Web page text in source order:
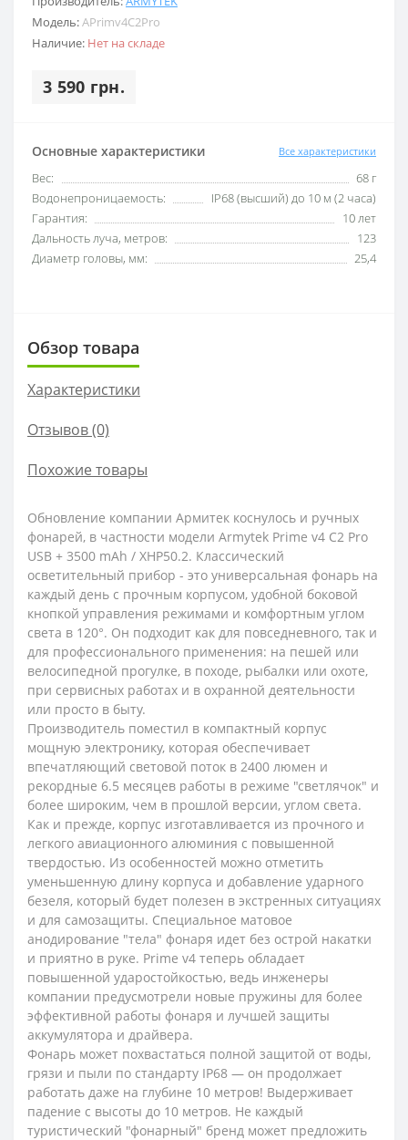
Модель:APrimv4C2Pro
Наличие: Нет на складе
3 590 грн.
Основные характеристики Все характеристики
Вес:
68 г
Водонепроницаемость:
IP68 (высший) до 10 м (2 часа)
Гарантия:
10 лет
Дальность луча, метров:
123
Диаметр головы, мм:
25,4
Обзор товара
Характеристики
Отзывов (0)
Похожие товары
Обновление компании Армитек коснулось и ручных
фонарей, в частности модели Armytek Prime v4 C2 Pro
USB + 3500 mAh / XHP50.2. Классический
осветительный прибор - это универсальная фонарь на
каждый день с прочным корпусом, удобной боковой
кнопкой управления режимами и комфортным углом
света в 120°. Он подходит как для повседневного, так и
для профессионального применения: на пешей или
велосипедной прогулке, в походе, рыбалки или охоте,
при сервисных работах и в охранной деятельности
или просто в быту.
Производитель поместил в компактный корпус
мощную электронику, которая обеспечивает
впечатляющий световой поток в 2400 люмен и
рекордные 6.5 месяцев работы в режиме "светлячок" и
более широким, чем в прошлой версии, углом света.
Как и прежде, корпус изготавливается из прочного и
легкого авиационного алюминия с повышенной
твердостью. Из особенностей можно отметить
уменьшенную длину корпуса и добавление ударного
безеля, который будет полезен в экстренных ситуациях
и для самозащиты. Специальное матовое
анодирование "тела" фонаря идет без острой накатки
и приятно в руке. Prime v4 теперь обладает
повышенной ударостойкостью, ведь инженеры
компании предусмотрели новые пружины для более
эффективной работы фонаря и лучшей защиты
аккумулятора и драйвера.
Фонарь может похвастаться полной защитой от воды,
грязи и пыли по стандарту IP68 — он продолжает
работать даже на глубине 10 метров! Выдерживает
падение с высоты до 10 метров. Не каждый
туристический "фонарный" бренд может предложить